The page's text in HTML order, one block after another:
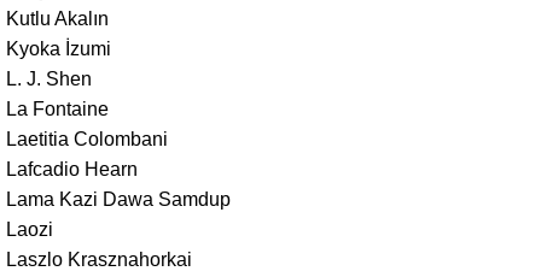
Kutlu Akalın
Kyoka İzumi
L. J. Shen
La Fontaine
Laetitia Colombani
Lafcadio Hearn
Lama Kazi Dawa Samdup
Laozi
Laszlo Krasznahorkai